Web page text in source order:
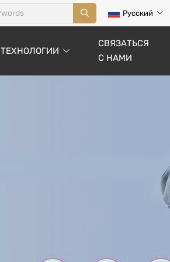
Русский
ТЕХНОЛОГИИ
СВЯЗАТЬСЯ
С НАМИ